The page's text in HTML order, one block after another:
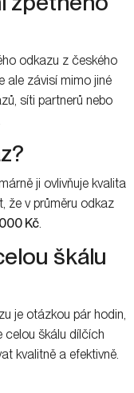
odkazu z českého
ale závisí mimo jiné
síti partnerů nebo
ji ovlivňuje kvalita
že v průměru odkaz
Kč.
škálu
je otázkou pár hodin,
celou škálu dílčích
kvalitně a efektivně.